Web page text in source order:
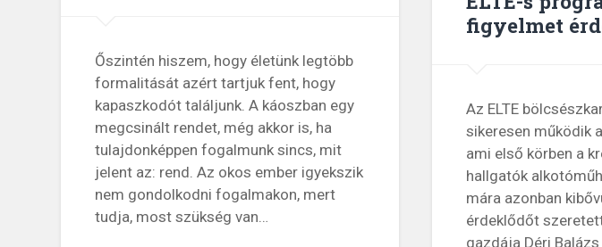
Őszintén hiszem, hogy életünk legtöbb
formalitását azért tartjuk fent, hogy
kapaszkodót találjunk. A káoszban egy
megcsinált rendet, még akkor is, ha
tulajdonképpen fogalmunk sincs, mit
jelent az: rend. Az okos ember igyekszik
nem gondolkodni fogalmakon, mert
tudja, most szükség van…
figyelmet
Az ELTE
sikeresen működik
ami első körben a
hallgatók
mára azonban
érdeklődőt
gazdája Déri